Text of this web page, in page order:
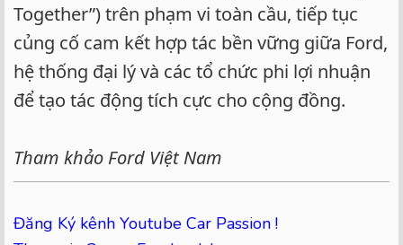
Together”) trên phạm vi toàn cầu, tiếp tục
củng cố cam kết hợp tác bền vững giữa Ford,
hệ thống đại lý và các tổ chức phi lợi nhuận
để tạo tác động tích cực cho cộng đồng.
Tham khảo Ford Việt Nam
Đăng Ký kênh Youtube Car Passion !